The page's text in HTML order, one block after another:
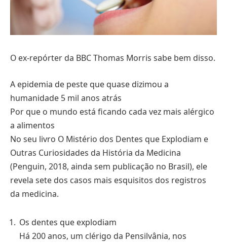
O ex-repórter da BBC Thomas Morris sabe bem disso.
A epidemia de peste que quase dizimou a
humanidade 5 mil anos atrás
Por que o mundo está ficando cada vez mais alérgico
a alimentos
No seu livro O Mistério dos Dentes que Explodiam e
Outras Curiosidades da História da Medicina
(Penguin, 2018, ainda sem publicação no Brasil), ele
revela sete dos casos mais esquisitos dos registros
da medicina.
Os dentes que explodiam
Há 200 anos, um clérigo da Pensilvânia, nos